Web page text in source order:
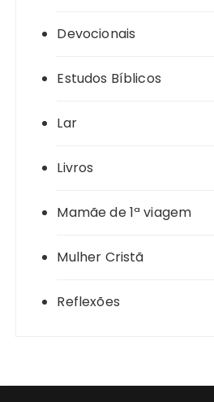
Devocionais
Estudos Bíblicos
Lar
Livros
Mamãe de 1ª viagem
Mulher Cristã
Reflexões